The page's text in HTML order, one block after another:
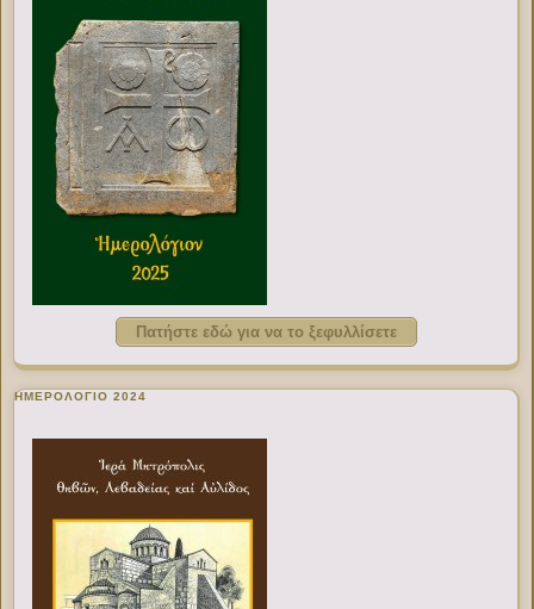
Πατήστε εδώ για να το ξεφυλλίσετε
ΗΜΕΡΟΛΟΓΙΟ 2024